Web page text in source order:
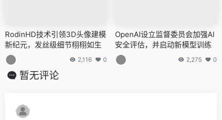
RodinHD技术引领3D头像建模
新纪元，发丝级细节栩栩如生
2,116 0
OpenAI设立监督委员会加强AI
安全评估，并启动新模型训练
2,275 0
暂无评论